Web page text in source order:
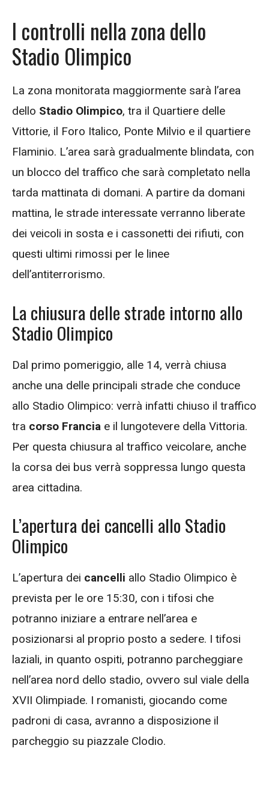
I controlli nella zona dello
Stadio Olimpico
La zona monitorata maggiormente sarà l’area
dello Stadio Olimpico, tra il Quartiere delle
Vittorie, il Foro Italico, Ponte Milvio e il quartiere
Flaminio. L’area sarà gradualmente blindata, con
un blocco del traffico che sarà completato nella
tarda mattinata di domani. A partire da domani
mattina, le strade interessate verranno liberate
dei veicoli in sosta e i cassonetti dei rifiuti, con
questi ultimi rimossi per le linee
dell’antiterrorismo.
La chiusura delle strade intorno allo
Stadio Olimpico
Dal primo pomeriggio, alle 14, verrà chiusa
anche una delle principali strade che conduce
allo Stadio Olimpico: verrà infatti chiuso il traffico
tra corso Francia e il lungotevere della Vittoria.
Per questa chiusura al traffico veicolare, anche
la corsa dei bus verrà soppressa lungo questa
area cittadina.
L’apertura dei cancelli allo Stadio
Olimpico
L’apertura dei cancelli allo Stadio Olimpico è
prevista per le ore 15:30, con i tifosi che
potranno iniziare a entrare nell’area e
posizionarsi al proprio posto a sedere. I tifosi
laziali, in quanto ospiti, potranno parcheggiare
nell’area nord dello stadio, ovvero sul viale della
XVII Olimpiade. I romanisti, giocando come
padroni di casa, avranno a disposizione il
parcheggio su piazzale Clodio.